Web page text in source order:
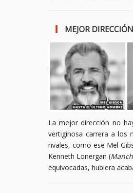
MEJOR DIRECCIÓN
La mejor dirección no
vertiginosa carrera a los
rivales, como ese Mel
Kenneth Lonergan (
equivocadas, hubiera